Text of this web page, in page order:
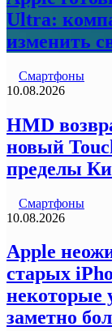
Ultra:
изменить
Смартфоны
10.08.2026
HMD
новый
пределы
Смартфоны
10.08.2026
Apple
старых
некоторые
заметно